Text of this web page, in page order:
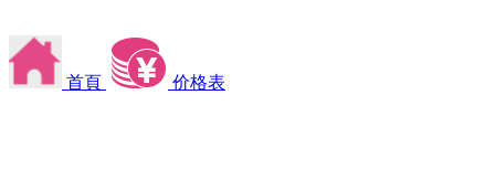
首頁 价格表